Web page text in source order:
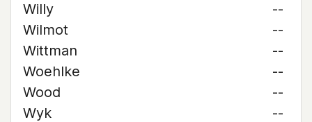
Willy
--
Wilmot
--
Wittman
--
Woehlke
--
Wood
--
Wyk
--